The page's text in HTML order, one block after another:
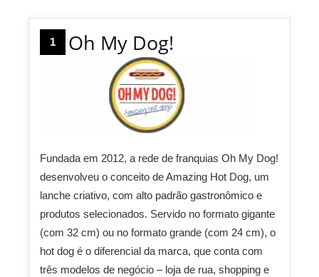
1 Oh My Dog!
Fundada em 2012, a rede de franquias Oh My Dog!
desenvolveu o conceito de Amazing Hot Dog, um
lanche criativo, com alto padrão gastronômico e
produtos selecionados. Servido no formato gigante
(com 32 cm) ou no formato grande (com 24 cm), o
hot dog é o diferencial da marca, que conta com
três modelos de negócio – loja de rua, shopping e